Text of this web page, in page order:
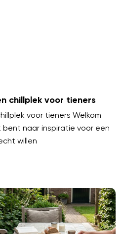
chillplek voor tieners
voor tieners Welkom
bent naar inspiratie voor een
willen